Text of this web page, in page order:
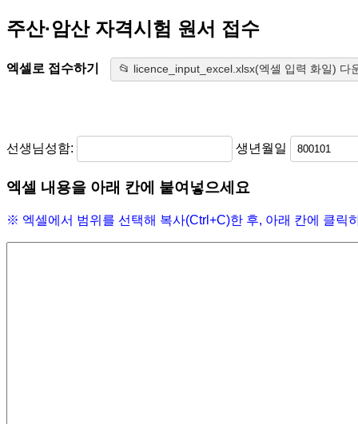
주산·암산 자격시험 원서 접수
엑셀로 접수하기 📂 licence_input_excel.xlsx(엑셀 입력 화일) 다
선생님성함: 생년월일
엑셀 내용을 아래 칸에 붙여넣으세요
※ 엑셀에서 범위를 선택해 복사(Ctrl+C)한 후, 아래 칸에 클릭